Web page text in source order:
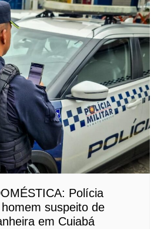
Polícia
suspeito de
em Cuiabá